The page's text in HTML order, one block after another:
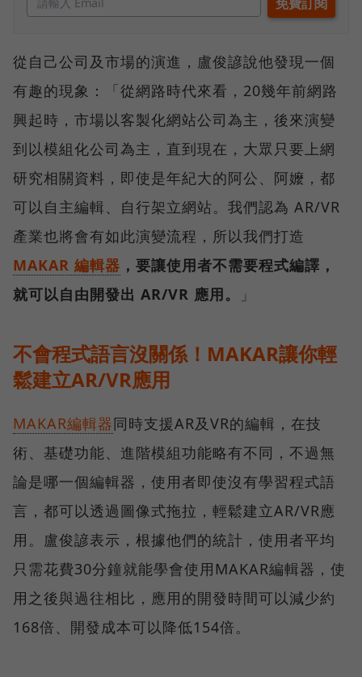
從自己公司及市場的演進，盧俊諺說他發現一個
有趣的現象：「從網路時代來看，20幾年前網路
興起時，市場以客製化網站公司為主，後來演變
到以模組化公司為主，直到現在，大眾只要上網
研究相關資料，即使是年紀大的阿公、阿嬤，都
可以自主編輯、自行架立網站。我們認為 AR/VR
產業也將會有如此演變流程，所以我們打造
MAKAR 編輯器 ，要讓使用者不需要程式編譯，
就可以自由開發出 AR/VR 應用。
」
不會程式語言沒關係！MAKAR讓你輕
鬆建立AR/VR應用
MAKAR編輯器同時支援AR及VR的編輯，在技
術、基礎功能、進階模組功能略有不同，不過無
論是哪一個編輯器，使用者即使沒有學習程式語
言，都可以透過圖像式拖拉，輕鬆建立AR/VR應
用。盧俊諺表示，根據他們的統計，使用者平均
只需花費30分鐘就能學會使用MAKAR編輯器，使
用之後與過往相比，應用的開發時間可以減少約
168倍、開發成本可以降低154倍。